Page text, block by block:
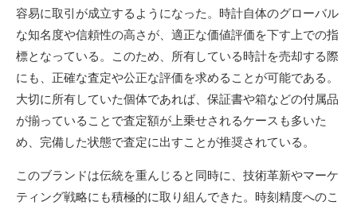
容易に取引が成立するようになった。時計自体のグローバル
な知名度や信頼性の高さが、適正な価値評価を下す上での指
標となっている。このため、所有している時計を売却する際
にも、正確な査定や公正な評価を求めることが可能である。
大切に所有していた個体であれば、保証書や箱などの付属品
が揃っていることで査定額が上乗せされるケースも多いた
め、完備した状態で査定に出すことが推奨されている。
このブランドは伝統を重んじると同時に、技術革新やマーケ
ティング戦略にも積極的に取り組んできた。時刻精度へのこ